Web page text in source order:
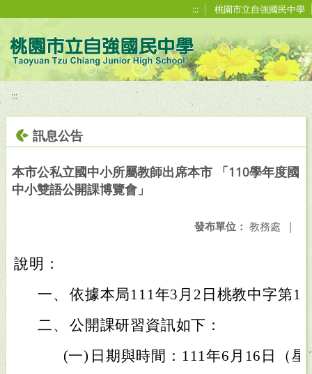
::: 桃園市立自強國民中學
:::
訊息公告
本市公私立國中小所屬教師出席本市 「110學年度國
中小雙語公開課博覽會」
發布單位： 教務處 |
說明：
一、 依據本局111年3月2日桃教中字第
二、 公開課研習資訊如下：
(一) 日期與時間：111年6月16日（